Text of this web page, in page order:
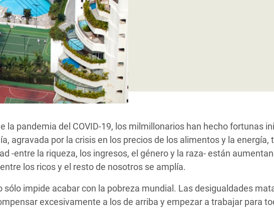
y Alimentaria
Oriental
Personas Refugiadas
del Sur
Refugiados Rohinyá
Yemen
la pandemia del COVID-19, los milmillonarios han hecho fortunas
agravada por la crisis en los precios de los alimentos y la energía,
-entre la riqueza, los ingresos, el género y la raza- están
los ricos y el resto de nosotros se amplía.
sólo impide acabar con la pobreza mundial. Las desigualdades
excesivamente a los de arriba y empezar a trabajar para